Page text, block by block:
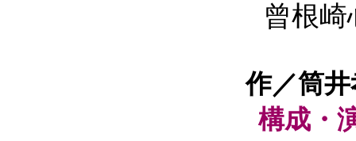
曾根
作／筒
構成・